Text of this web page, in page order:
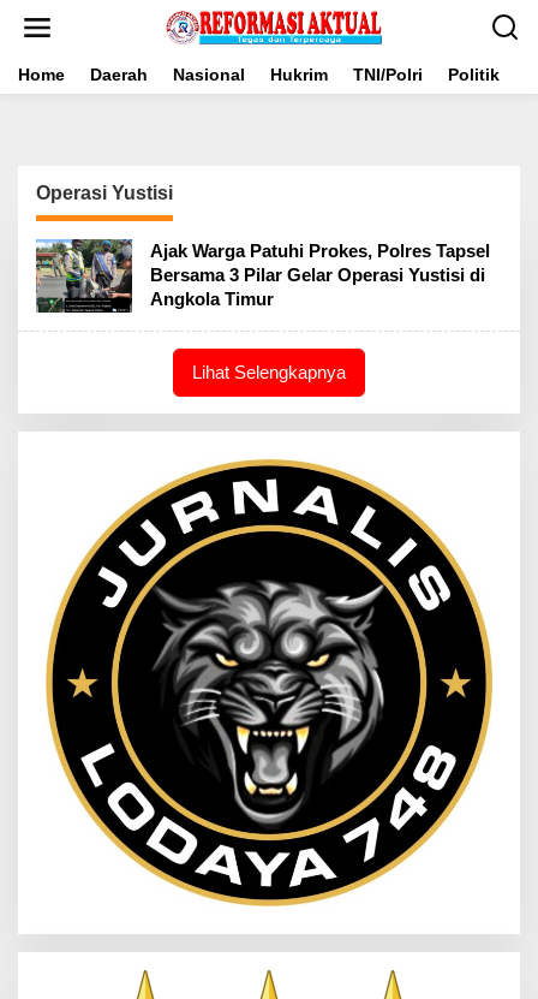
Home Daerah Nasional Hukrim TNI/Polri Politik
Operasi Yustisi
Ajak Warga Patuhi Prokes, Polres Tapsel
Bersama 3 Pilar Gelar Operasi Yustisi di
Angkola Timur
Lihat Selengkapnya